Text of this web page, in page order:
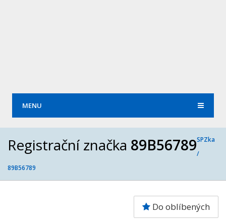
MENU
Registrační značka 89B56789SPZka
/
89B56789
Do oblíbených